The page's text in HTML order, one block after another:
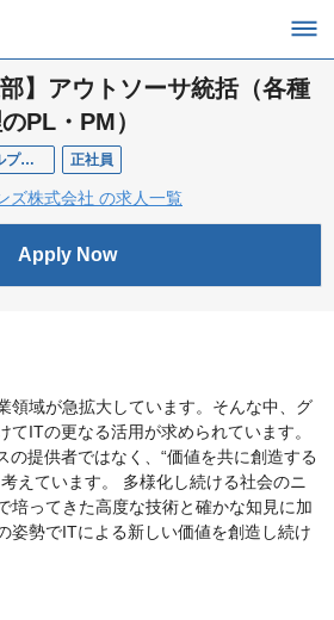
】アウトソーサ統括（各種
PL・PM）
アウトソーサ統括（各種ヘルプデスク監理のPL・PM） 正社員
ズ株式会社 の求人一覧
Apply Now
領域が急拡大しています。そんな中、グ
てITの更なる活用が求められています。
の提供者ではなく、“価値を共に創造する
えています。 多様化し続ける社会のニ
培ってきた高度な技術と確かな知見に加
姿勢でITによる新しい価値を創造し続け